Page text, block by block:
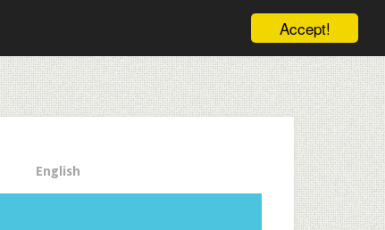
Accept!
English